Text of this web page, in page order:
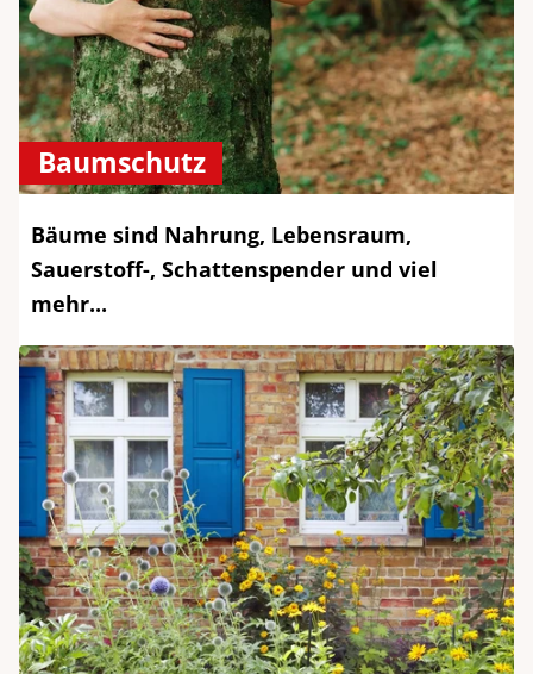
Baumschutz
Bäume sind Nahrung, Lebensraum,
Sauerstoff-, Schattenspender und viel
mehr...